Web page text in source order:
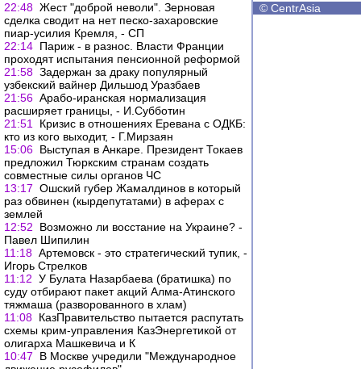
22:48 Жест "доброй неволи". Зерновая
сделка сводит на нет песко-захаровские
пиар-усилия Кремля, - СП
22:14 Париж - в разнос. Власти Франции
проходят испытания пенсионной реформой
21:58 Задержан за драку популярный
узбекский вайнер Дильшод Уразбаев
21:56 Арабо-иранская нормализация
расширяет границы, - И.Субботин
21:51
Кризис в отношениях Еревана с ОДКБ:
кто из кого выходит, - Г.Мирзаян
15:06 Выступая в Анкаре. Президент Токаев
предложил Тюркским странам создать
совместные силы органов ЧС
13:17 Ошский губер Жамалдинов в который
раз обвинен (кырдепутатами) в аферах с
землей
12:52
Возможно ли восстание на Украине? -
Павел Шипилин
11:18 Артемовск - это стратегический тупик, -
Игорь Стрелков
11:12 У Булата Назарбаева (братишка) по
суду отбирают пакет акций Алма-Атинского
тяжмаша (разворованного в хлам)
11:08 КазПравительство пытается распутать
схемы крим-управления КазЭнергетикой от
олигарха Машкевича и К
10:47
В Москве учредили "Международное
© CentrAsia